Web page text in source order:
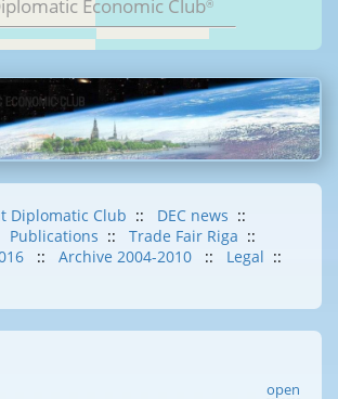
Economic Club®
Diplomatic Club :: DEC news ::
Publications :: Trade Fair Riga ::
:: Archive 2004-2010 :: Legal ::
open